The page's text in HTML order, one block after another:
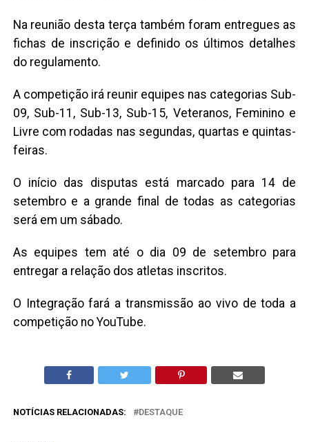
Na reunião desta terça também foram entregues as
fichas de inscrição e definido os últimos detalhes
do regulamento.
A competição irá reunir equipes nas categorias Sub-
09, Sub-11, Sub-13, Sub-15, Veteranos, Feminino e
Livre com rodadas nas segundas, quartas e quintas-
feiras.
O início das disputas está marcado para 14 de
setembro e a grande final de todas as categorias
será em um sábado.
As equipes tem até o dia 09 de setembro para
entregar a relação dos atletas inscritos.
O Integração fará a transmissão ao vivo de toda a
competição no YouTube.
NOTÍCIAS RELACIONADAS: DESTAQUE